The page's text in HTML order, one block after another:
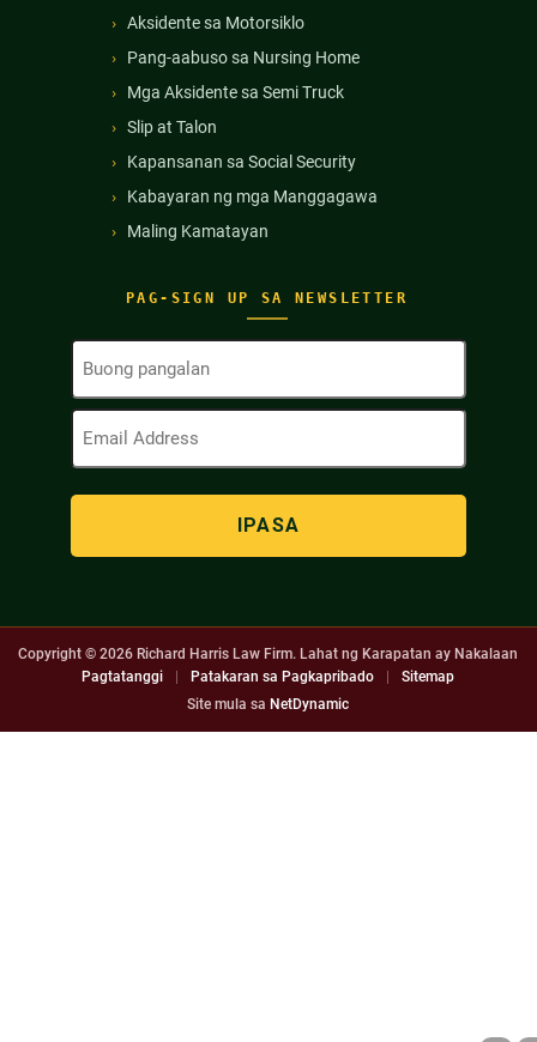
PAG-SIGN UP SA NEWSLETTER
(Kinakailangan)
(Kinakailangan)
Aksidente sa Motorsiklo
Pang-aabuso sa Nursing Home
Mga Aksidente sa Semi Truck
Slip at Talon
Kapansanan sa Social Security
Kabayaran ng mga Manggagawa
Maling Kamatayan
Copyright © 2026 Richard Harris Law Firm. Lahat ng Karapatan ay Nakalaan
Pagtatanggi
Patakaran sa Pagkapribado
Sitemap
Site mula sa NetDynamic